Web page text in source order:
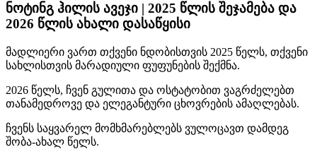
ნოტინგ ჰილის ავეჯი | 2025 წლის შეჯამება და
2026 წლის ახალი დასაწყისი
მადლიერი ვართ თქვენი ნდობისთვის 2025 წელს, თქვენი
სახლისთვის მარადიული ფუფუნების შექმნა.
2026 წელს, ჩვენ გულითა და ოსტატობით ვაგრძელებთ
თანამედროვე და ელეგანტური ცხოვრების ამაღლებას.
ჩვენს საყვარელ მომხმარებლებს ვულოცავთ დამდეგ
შობა-ახალ წელს.